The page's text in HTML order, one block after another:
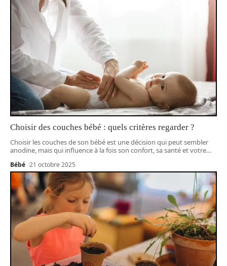
Choisir des couches bébé : quels critères regarder ?
Choisir les couches de son bébé est une décision qui peut sembler
anodine, mais qui influence à la fois son confort, sa santé et votre…
Bébé 21 octobre 2025